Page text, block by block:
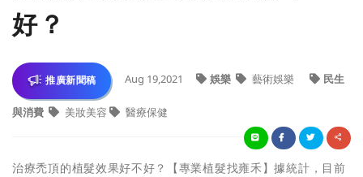
好？
推廣新聞稿 Aug 19,2021 娛樂 藝術娛樂 民生
與消費 美妝美容 醫療保健
治療禿頂的植髮效果好不好？【專業植髮找雍禾】據統計，目前